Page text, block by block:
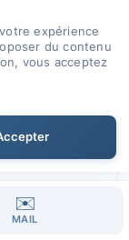
pour
votre
✉️
MAIL
expérience
du contenu
vous acceptez